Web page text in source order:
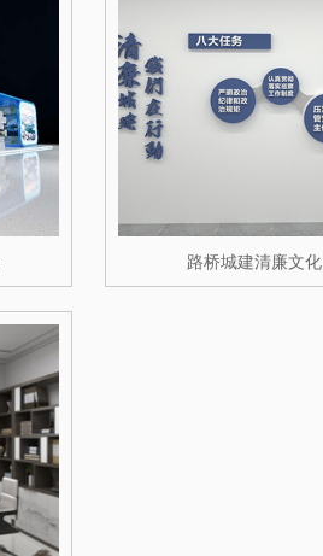
路桥城建清廉文化